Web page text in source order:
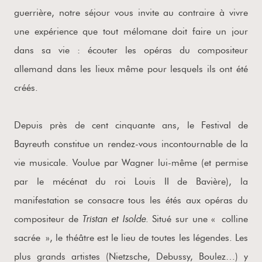
guerrière, notre séjour vous invite au contraire à vivre
une expérience que tout mélomane doit faire un jour
dans sa vie : écouter les opéras du compositeur
allemand dans les lieux même pour lesquels ils ont été
créés.
Depuis près de cent cinquante ans, le Festival de
Bayreuth constitue un rendez-vous incontournable de la
vie musicale. Voulue par Wagner lui-même (et permise
par le mécénat du roi Louis II de Bavière), la
manifestation se consacre tous les étés aux opéras du
compositeur de Tristan et Isolde. Situé sur une « colline
sacrée », le théâtre est le lieu de toutes les légendes. Les
plus grands artistes (Nietzsche, Debussy, Boulez…) y